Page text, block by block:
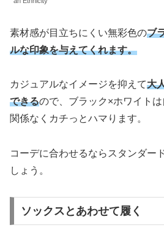
素材感が目立ちにくい無彩色のブ
ルな印象を与えてくれます。
カジュアルなイメージを抑えて大
できるので、ブラック×ホワイト
関係なくカチっとハマります。
コーデに合わせるならスタンダー
しょう。
ソックスとあわせて履く